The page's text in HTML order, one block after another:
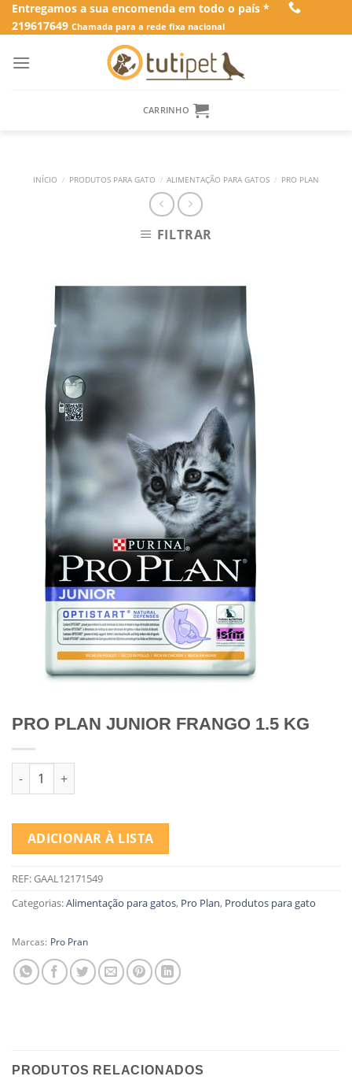
SkipEntregamos a sua encomenda em todo o país *
219617649 Chamada para a rede fixa nacional
CARRINHO
INÍCIO / PRODUTOS PARA GATO / ALIMENTAÇÃO PARA GATOS / PRO PLAN
FILTRAR
PRO PLAN JUNIOR FRANGO 1.5 KG
Quantidade de PRO PLAN JUNIOR FRANGO 1.5 KG
ADICIONAR À LISTA
REF:GAAL12171549
Categorias:Alimentação para gatos, Pro Plan, Produtos para gato
Marcas: Pro Pran
PRODUTOS RELACIONADOS